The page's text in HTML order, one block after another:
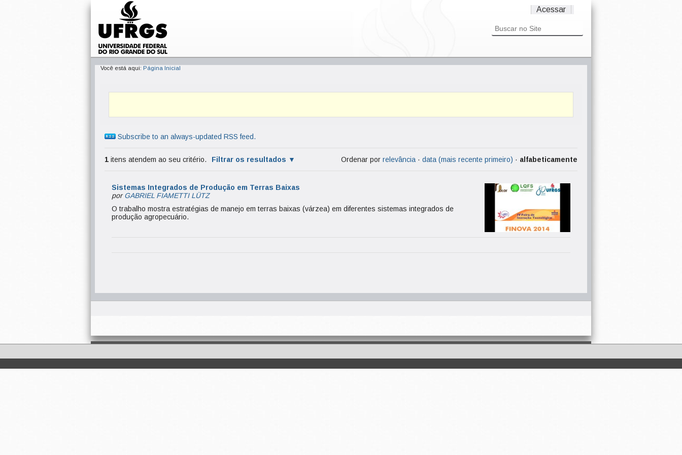
Acessar
Você está aqui: Página Inicial
Subscribe to an always-updated RSS feed.
1itens atendem ao seu critério. Filtrar os resultados Ordenar por relevância · data (mais recente primeiro) · alfabeticamente
Sistemas Integrados de Produção em Terras Baixas
porGABRIEL FIAMETTI LÜTZ
O trabalho mostra estratégias de manejo em terras baixas (várzea) em diferentes sistemas integrados de
produção agropecuário.